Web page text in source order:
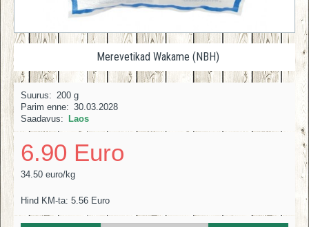
Merevetikad Wakame (NBH)
Suurus: 200 g
Parim enne: 30.03.2028
Saadavus:
Laos
6.90 Euro
34.50 euro/kg
Hind KM-ta: 5.56 Euro